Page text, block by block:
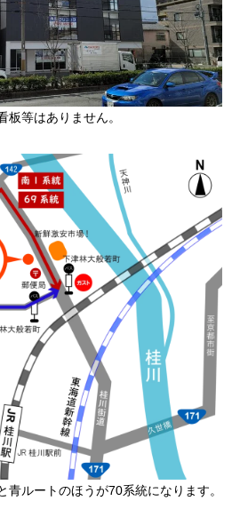
板等はありません。
青ルートのほうが70系統になります。